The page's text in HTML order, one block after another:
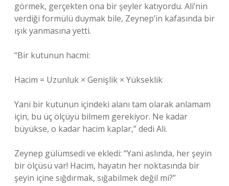
görmek, gerçekten ona bir şeyler katıyordu. Ali’nin
verdiği formülü duymak bile, Zeynep’in kafasında bir
ışık yanmasına yetti.
“Bir kutunun hacmi:
Hacim = Uzunluk × Genişlik × Yükseklik
Yani bir kutunun içindeki alanı tam olarak anlamam
için, bu üç ölçüyü bilmem gerekiyor. Ne kadar
büyükse, o kadar hacim kaplar,” dedi Ali.
Zeynep gülümsedi ve ekledi: “Yani aslında, her şeyin
bir ölçüsü var! Hacim, hayatın her noktasında bir
şeyin içine sığdırmak, sığabilmek değil mi?”